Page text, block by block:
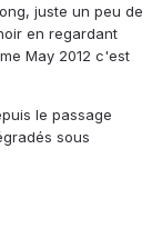
juste un peu de
en regardant
May 2012 c'est
le passage
sous